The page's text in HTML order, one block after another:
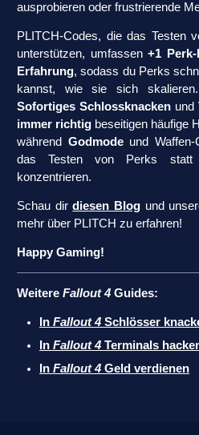
ausprobieren oder frustrierende
PLITCH-Codes, die das Testen
unterstützen, umfassen+1
Erfahrung, sodass du Perks
kannst, wie sie sich
Sofortiges Schlossknacken und
immer richtig beseitigen häufige
während Godmodeund Waffen-
das Testen von Perks
konzentrieren.
Schau dirdiesen Blogund
mehr über PLITCH zu erfahren!
Happy Gaming!
Weitere Fallout 4 Guides:
In Fallout 4 Schlösser
In Fallout 4 Terminals
In Fallout 4 Geld verdienen